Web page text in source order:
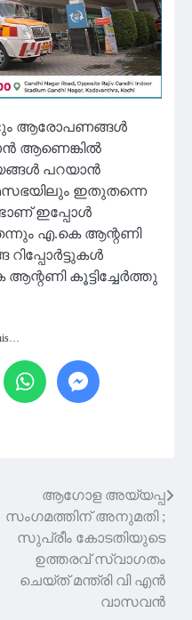
ആരോപണങ്ങൾ
ആണെങ്കിൽ
പറയാൻ
ഇതുതന്നെ
ഇപ്പോൾ
എ.കെ ആന്റണി
റിപ്പോർട്ടുകൾ
കൂട്ടിച്ചേർത്തു
ആഗോള അയ്യപ്പ
സംഗമത്തിന് അനുമതി ;
സുപ്രീം കോടതിയുടെ
ഉത്തരവ് സ്വാഗതം
ചെയ്‌ത് മന്ത്രി വി എൻ
വാസവൻ